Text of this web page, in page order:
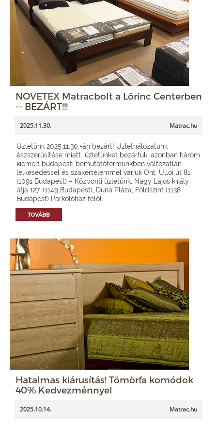
NOVETEX Matracbolt a Lőrinc Centerben
-- BEZÁRT!!!
2025.11.30. Matrac.hu
Üzletünk 2025.11.30.-án bezárt! Üzlethálózatunk
észszerűsítése miatt üzletünket bezártuk, azonban három
kiemelt budapesti bemutatótermünkben változatlan
lelkesedéssel és szakértelemmel várjuk Önt: Üllői út 81.
(1091 Budapest) – Központi üzletünk, Nagy Lajos király
útja 127. (1149 Budapest), Duna Pláza, Földszint (1138
Budapest) Parkolóház felől
TOVÁBB
Hatalmas kiárusítás! Tömörfa komódok
40% Kedvezménnyel
2025.10.14. Matrac.hu